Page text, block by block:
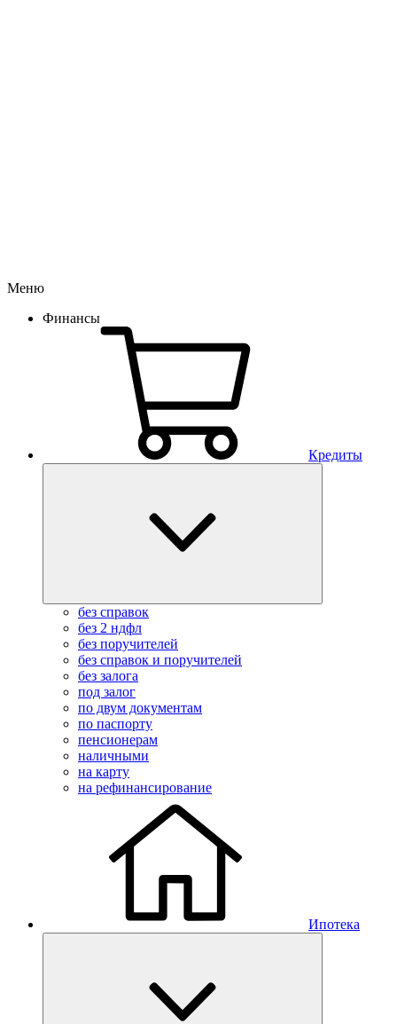
Меню
Финансы
Кредиты
без справок
без 2 ндфл
без поручителей
без справок и поручителей
без залога
под залог
по двум документам
по паспорту
пенсионерам
наличными
на карту
на рефинансирование
Ипотека